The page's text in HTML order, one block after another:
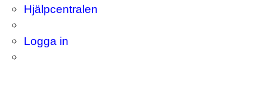
Hjälpcentralen
Logga in